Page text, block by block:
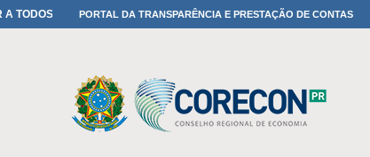
NO 30º ENESUL
PORTAL DA TRANSPARÊNCIA E PRESTAÇÃO DE CONTAS